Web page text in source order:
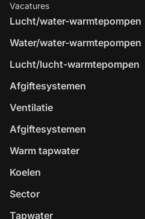
Vacatures
Lucht/water-warmtepompen
Water/water-warmtepompen
Lucht/lucht-warmtepompen
Afgiftesystemen
Ventilatie
Afgiftesystemen
Warm tapwater
Koelen
Sector
Tapwater